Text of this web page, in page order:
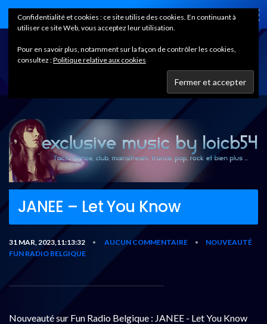
Home
JANEE – Let You Know
31 MAR, 2023,11:13:32 • AUCUN COMMENTAIRE •
NOUVEAUTÉ
FUN RADIO BELGIQUE
Nouveauté sur Fun Radio Belgique : JANEE - Let You Know
Confidentialité et cookies : ce site utilise des cookies. En continuant à
utiliser ce site Web, vous acceptez leur utilisation.
Pour en savoir plus, notamment sur la façon de contrôler les cookies,
consultez :Politique relative aux cookies